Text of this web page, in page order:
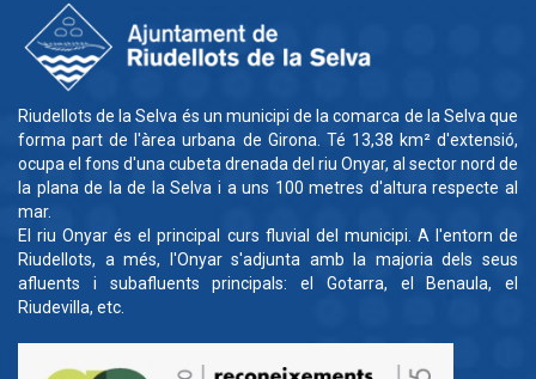
Riudellots de la Selva és un municipi de la comarca de la Selva que
forma part de l'àrea urbana de Girona. Té 13,38 km² d'extensió,
ocupa el fons d'una cubeta drenada del riu Onyar, al sector nord de
la plana de la de la Selva i a uns 100 metres d'altura respecte al
mar.
El riu Onyar és el principal curs fluvial del municipi. A l'entorn de
Riudellots, a més, l'Onyar s'adjunta amb la majoria dels seus
afluents i subafluents principals: el Gotarra, el Benaula, el
Riudevilla, etc.